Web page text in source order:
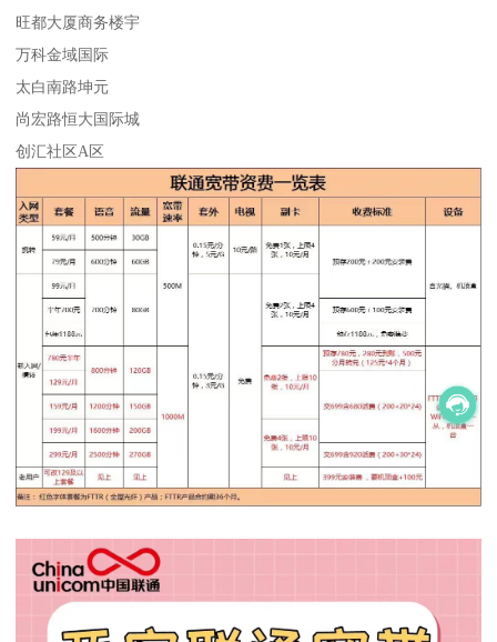
旺都大厦商务楼宇
万科金域国际
太白南路坤元
尚宏路恒大国际城
创汇社区A区